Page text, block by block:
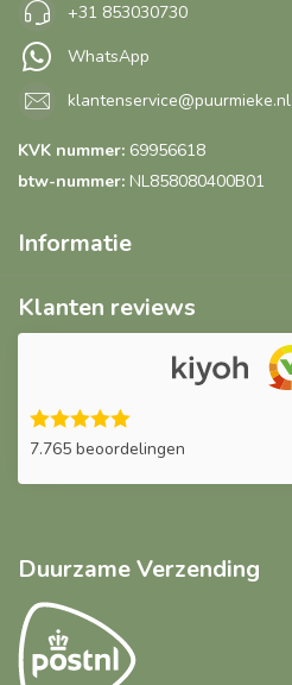
+31 853030730
WhatsApp
klantenservice@puurmieke.nl
KVK nummer: 69956618
btw-nummer: NL858080400B01
Informatie
Klanten reviews
7.765 beoordelingen
Duurzame Verzending